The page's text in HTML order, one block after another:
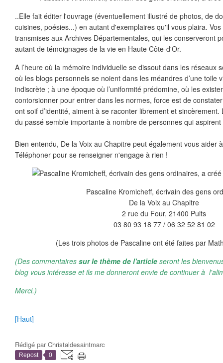
..Elle fait éditer l'ouvrage (éventuellement illustré de photos, de
cuisines, poésies...) en autant d'exemplaires qu'il vous plaira.
transmises aux Archives Départementales, qui les conserveront
autant de témoignages de la vie en Haute Côte-d'Or.
A l’heure où la mémoire individuelle se dissout dans les réseaux
où les blogs personnels se noient dans les méandres d’une toile
indiscrète ; à une époque où l’uniformité prédomine, où les
contorsionner pour entrer dans les normes, force est de
ont soif d’identité, aiment à se raconter librement et
du passé semble importante à nombre de personnes qui
Bien entendu, De la Voix au Chapitre peut également vous aider
Téléphoner pour se renseigner n'engage à rien !
Pascaline Kromicheff, écrivain des gens
De la Voix au Chapitre
2 rue du Four, 21400 Puits
03 80 93 18 77 / 06 32 52 81 02
(Les trois photos de Pascaline ont été faites par
(Des commentaires sur le thème de l'article seront les
blog vous intéresse et ils me donneront envie de continuer à
Merci.)
[Haut]
Rédigé parChristaldesaintmarc
Repost 0